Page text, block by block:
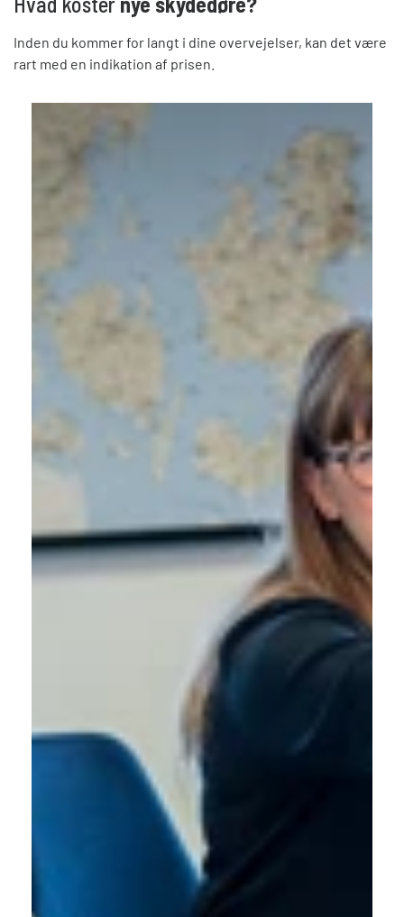
Inden du kommer for langt i dine overvejelser, kan det være
rart med en indikation af prisen.